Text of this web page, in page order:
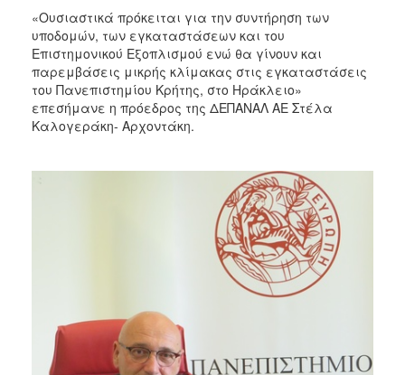
«Ουσιαστικά πρόκειται για την συντήρηση των
υποδομών, των εγκαταστάσεων και του
Επιστημονικού Εξοπλισμού ενώ θα γίνουν και
παρεμβάσεις μικρής κλίμακας στις εγκαταστάσεις
του Πανεπιστημίου Κρήτης, στο Ηράκλειο»
επεσήμανε η πρόεδρος της ΔΕΠΑΝΑΛ ΑΕ Στέλα
Καλογεράκη- Αρχοντάκη.